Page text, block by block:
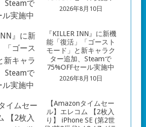
2026年8月10日
『KILLER INN』に新機
能「復活」「ゴースト
モード」と新キャラク
ター追加、Steamで
75%OFFセール実施中
2026年8月10日
【Amazonタイムセー
ル】エレコム 【2枚入
り】 iPhone SE (第2世